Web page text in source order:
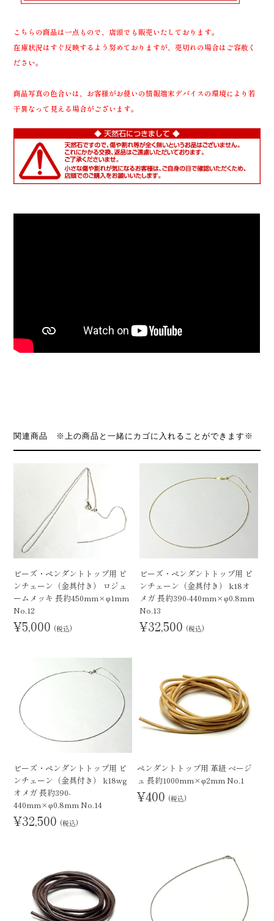
こちらの商品は一点もので、店頭でも販売いたしております。
在庫状況はすぐ反映するよう努めておりますが、売切れの場合はご容赦く
ださい。
商品写真の色合いは、お客様がお使いの情報端末デバイスの環境により若
干異なって見える場合がございます。
関連商品 ※上の商品と一緒にカゴに入れることができます※
ビーズ・ペンダントトップ用 ピ
ンチェーン（金具付き） ロジュ
ームメッキ 長約450mm×φ1mm
No.12
¥5,000 (税込)
ビーズ・ペンダントトップ用 ピ
ンチェーン（金具付き） k18オ
メガ 長約390-440mm×φ0.8mm
No.13
¥32,500 (税込)
ビーズ・ペンダントトップ用 ピ
ンチェーン（金具付き） k18wg
オメガ 長約390-
440mm×φ0.8mm No.14
¥32,500 (税込)
ペンダントトップ用 革紐 ベージ
ュ 長約1000mm×φ2mm No.1
¥400 (税込)